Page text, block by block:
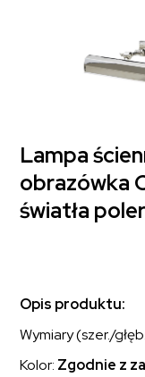
Lampa
obrazówka
światła
Opis produktu:
Wymiary (szer./
Kolor: Zgodnie z